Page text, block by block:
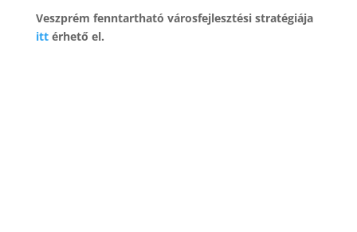
Veszprém fenntartható városfejlesztési stratégiája
ittérhető el.